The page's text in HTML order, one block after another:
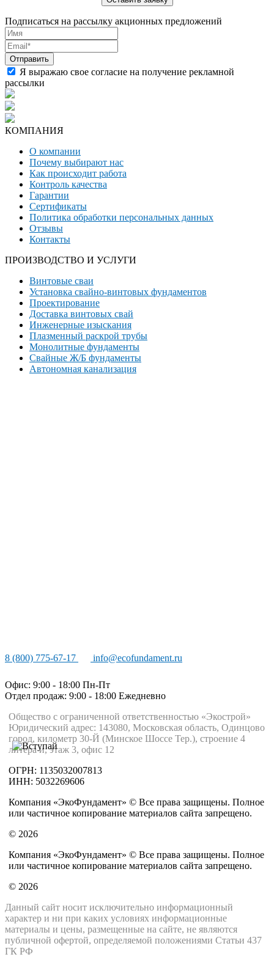
Подписаться на рассылку акционных предложений
Я выражаю свое согласие на получение рекламной
рассылки
КОМПАНИЯ
О компании
Почему выбирают нас
Как происходит работа
Контроль качества
Гарантии
Сертификаты
Политика обработки персональных данных
Отзывы
Контакты
ПРОИЗВОДСТВО И УСЛУГИ
Винтовые сваи
Установка свайно-винтовых фундаментов
Проектирование
Доставка винтовых свай
Инженерные изыскания
Плазменный раскрой трубы
Монолитные фундаменты
Свайные Ж/Б фундаменты
Автономная канализация
8 (800) 775-67-17 info@ecofundament.ru
Офис: 9:00 - 18:00 Пн-Пт
Отдел продаж: 9:00 - 18:00 Ежедневно
Общество с ограниченной ответственностью «Экострой»
Юридический адрес: 143080, Московская область, Одинцово
город, километр 30-Й (Минское Шоссе Тер.), строение 4
литера и, этаж 3, офис 12
ОГРН: 1135032007813
ИНН: 5032269606
Компания «ЭкоФундамент» © Все права защищены. Полное
или частичное копирование материалов сайта запрещено.
© 2026
Компания «ЭкоФундамент» © Все права защищены. Полное
или частичное копирование материалов сайта запрещено.
© 2026
Данный сайт носит исключительно информационный
характер и ни при каких условиях информационные
материалы и цены, размещенные на сайте, не являются
публичной офертой, определяемой положениями Статьи 437
ГК РФ